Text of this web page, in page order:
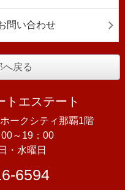
問い合わせ
へ戻る
トエステート
ークシティ那覇1階
00～19：00
・水曜日
6594